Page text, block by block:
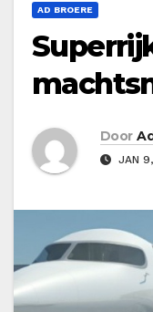
AD BROERE
Door
JAN